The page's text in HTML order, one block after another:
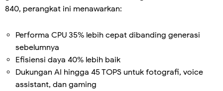
840, perangkat ini menawarkan:
Performa CPU 35% lebih cepat dibanding generasi
sebelumnya
Efisiensi daya 40% lebih baik
Dukungan AI hingga 45 TOPS untuk fotografi, voice
assistant, dan gaming